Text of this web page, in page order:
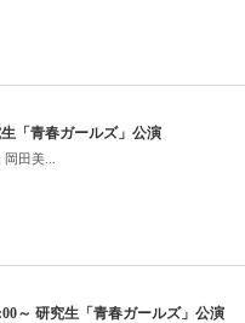
「青春ガールズ」公演
田美...
～ 研究生「青春ガールズ」公演